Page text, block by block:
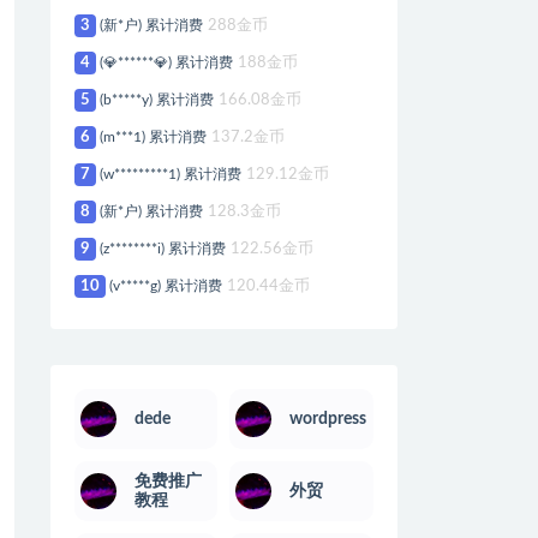
3 (新*户) 累计消费 288金币
4 (💎******💎) 累计消费 188金币
5 (b*****y) 累计消费 166.08金币
6 (m***1) 累计消费 137.2金币
7 (w*********1) 累计消费 129.12金币
8 (新*户) 累计消费 128.3金币
9 (z********i) 累计消费 122.56金币
10 (v*****g) 累计消费 120.44金币
dede wordpress
免费推广
教程
外贸